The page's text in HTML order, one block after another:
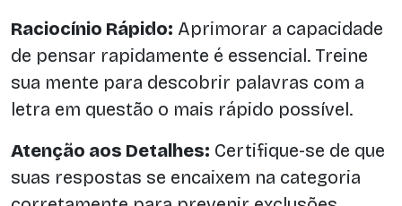
Raciocínio Rápido: Aprimorar a capacidade
de pensar rapidamente é essencial. Treine
sua mente para descobrir palavras com a
letra em questão o mais rápido possível.
Atenção aos Detalhes: Certifique-se de que
suas respostas se encaixem na categoria